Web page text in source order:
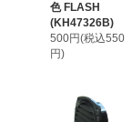
色 FLASH
(KH47326B)
500円(税込550
円)